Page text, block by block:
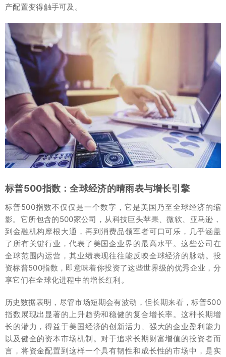
产配置变得触手可及。
标普500指数：全球经济的晴雨表与增长引擎
标普500指数不仅仅是一个数字，它是美国乃至全球经济的缩
影。它所包含的500家公司，从科技巨头苹果、微软、亚马逊，
到金融机构摩根大通，再到消费品领军者可口可乐，几乎涵盖
了所有关键行业，代表了美国企业界的最高水平。这些公司在
全球范围内运营，其业绩表现往往能反映全球经济的脉动。投
资标普500指数，即意味着你投资了这些世界级的优秀企业，分
享它们在全球化进程中的增长红利。
历史数据表明，尽管市场短期会有波动，但长期来看，标普500
指数展现出显著的上升趋势和稳健的复合增长率。这种长期增
长的潜力，得益于美国经济的创新活力、强大的企业盈利能力
以及健全的资本市场机制。对于追求长期财富增值的投资者而
言，将资金配置到这样一个具有韧性和成长性的市场中，是实